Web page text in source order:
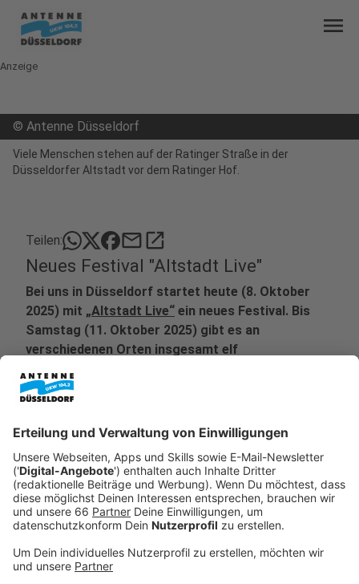
menu
Anzeige
© Antenne Düsseldorf
Viele Menschen stehen auf der Ratinger Straße in der
Düsseldorfer Altstadt vor dem Ratinger Hof.
Teilen: mailopen_in_new
Neues Festival "Altstadt Live"
Bei uns in Düsseldorf startet heute (8. Oktober
2025) mit „Altstadt Live“ ein neues Festival. Bis
Samstag (11. Oktober 2025) gibt es an
verschiedenen Orten insgesamt elf
Elektro bis hin zu Jazz.
Anzeige
Das Festival ist auf bekannte Orte in der Altstadt
die Elephant Bar oder auch das Schlager Café.